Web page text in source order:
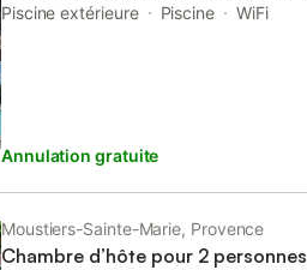
a garden, as well as a shared kitchen.
Piscine extérieure Piscine WiFi
Annulation gratuite
Moustiers-Sainte-Marie, Provence
Chambre d’hôte pour 2 personnes